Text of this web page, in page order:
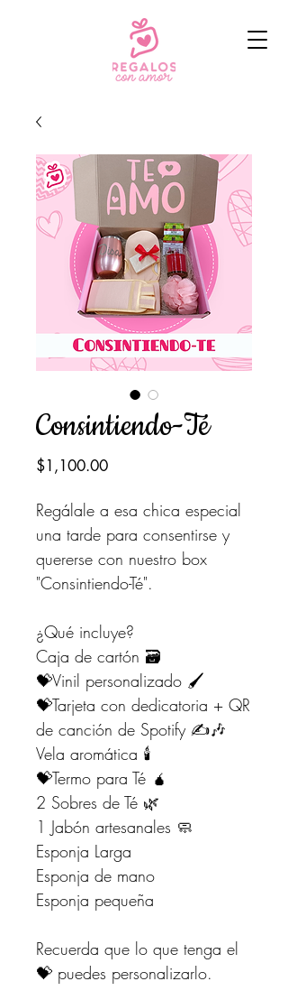
Consintiendo-Té
$1,100.00Precio
Regálale a esa chica especial
una tarde para consentirse y
quererse con nuestro box
"Consintiendo-Té".
¿Qué incluye?
Caja de cartón 🗃
💝Vinil personalizado 🖌
💝Tarjeta con dedicatoria + QR
de canción de Spotify ✍️🎶
Vela aromática 🕯
💝Termo para Té 🧉
2 Sobres de Té 🌿
1 Jabón artesanales 🧼
Esponja Larga
Esponja de mano
Esponja pequeña
Recuerda que lo que tenga el
💝 puedes personalizarlo.